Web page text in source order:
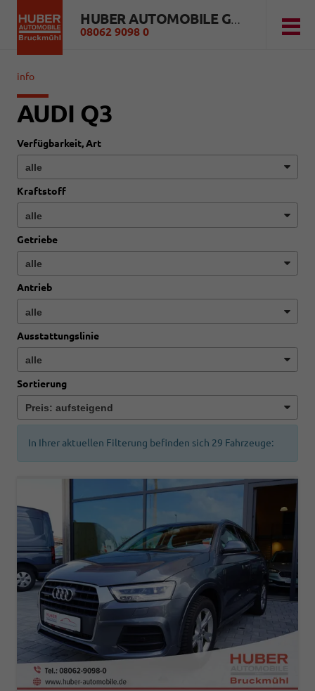
HUBER AUTOMOBILE GMBH
08062 9098 0
info
AUDI Q3
Verfügbarkeit, Art
Kraftstoff
Getriebe
Antrieb
Ausstattungslinie
Sortierung
In Ihrer aktuellen Filterung befinden sich 29 Fahrzeuge: